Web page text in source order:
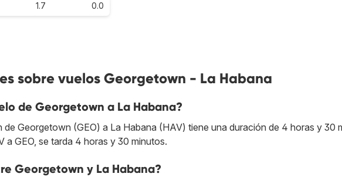
1.7 0.0
sobre vuelos Georgetown - La Habana
de Georgetown a La Habana?
Georgetown (GEO) a La Habana (HAV) tiene una duración de 4 horas y 30
a GEO, se tarda 4 horas y 30 minutos.
Georgetown y La Habana?